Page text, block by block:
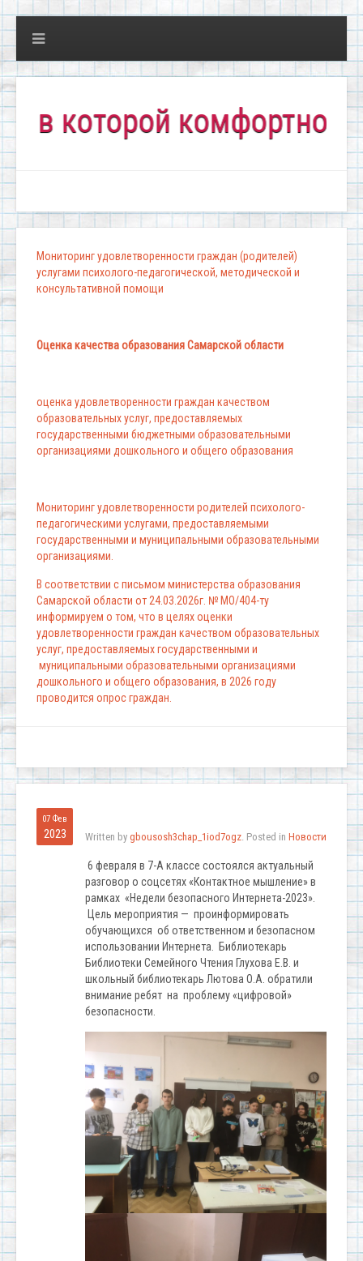
комфортно всем!"
Мониторинг удовлетворенности граждан (родителей)
услугами психолого-педагогической, методической и
консультативной помощи
Оценка качества образования Самарской области
оценка удовлетворенности граждан качеством
образовательных услуг, предоставляемых
государственными бюджетными образовательными
организациями дошкольного и общего образования
Мониторинг удовлетворенности родителей психолого-
педагогическими услугами, предоставляемыми
государственными и муниципальными образовательными
организациями.
В соответствии с письмом министерства образования
Самарской области от 24.03.2026г. № МО/404-ту
информируем о том, что в целях оценки
удовлетворенности граждан качеством образовательных
услуг, предоставляемых государственными и
муниципальными образовательными организациями
дошкольного и общего образования, в 2026 году
проводится опрос граждан.
07 Фев
2023 Written by gbousosh3chap_1iod7ogz. Posted in Новости
6 февраля в 7-А классе состоялся актуальный
разговор о соцсетях «Контактное мышление» в
рамках «Недели безопасного Интернета-2023».
Цель мероприятия — проинформировать
обучающихся об ответственном и безопасном
использовании Интернета. Библиотекарь
Библиотеки Семейного Чтения Глухова Е.В. и
школьный библиотекарь Лютова О.А. обратили
внимание ребят на проблему «цифровой»
безопасности.